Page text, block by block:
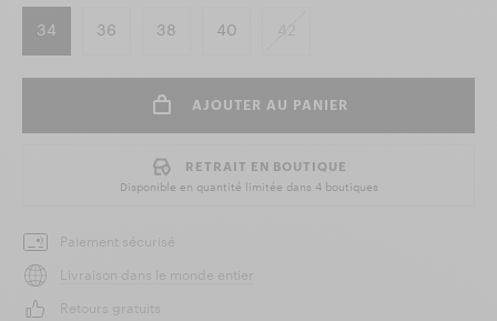
34 36 38 40
AJOUTER AU PANIER
RETRAIT EN BOUTIQUE
Disponible en quantité limitée dans 4 boutiques
Paiement sécurisé
Livraison dans le monde entier
Retours gratuits